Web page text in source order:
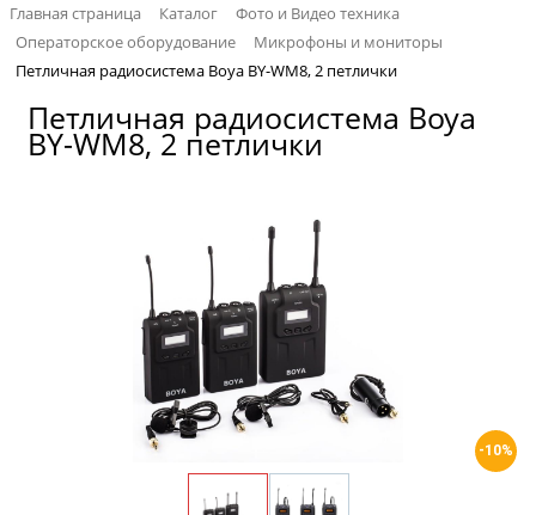
Главная страница Каталог
Фото и Видео техника
Операторское оборудование
Микрофоны и мониторы
Петличная радиосистема Boya BY-WM8, 2 петлички
Петличная радиосистема Boya
BY-WM8, 2 петлички
-10%